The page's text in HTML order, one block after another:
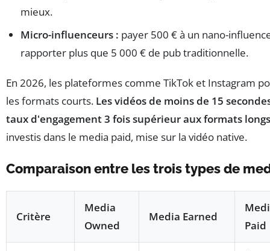
mieux.
Micro-influenceurs : payer 500 € à un nano-
rapporter plus que 5 000 € de pub traditionnelle.
En 2026, les plateformes comme TikTok et Instagram
les formats courts. Les vidéos de moins de 15
taux d'engagement 3 fois supérieur aux formats
investis dans le media paid, mise sur la vidéo native.
Comparaison entre les trois types de
Critère
Media
Owned
Media Earned
Paid